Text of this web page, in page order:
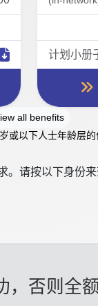
计划小册
all benefits
或以下人士年龄层的
。请按以下身份
，否则全